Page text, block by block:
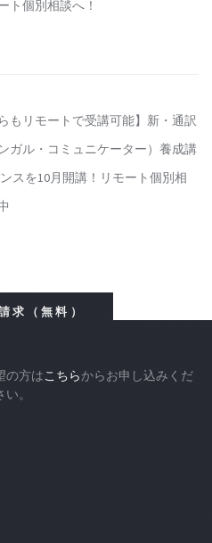
ト個別相談へ！
もリモートで受講可能】新・通訳
ンガル・コミュニケーター）養成講
スを10月開講！リモート個別相
求（無料）
の方はこちらからお申し込みくだ
い。